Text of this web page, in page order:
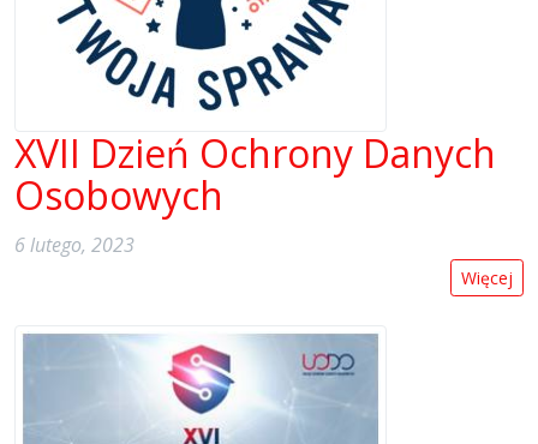
XVII Dzień Ochrony Danych
Osobowych
6 lutego, 2023
Więcej